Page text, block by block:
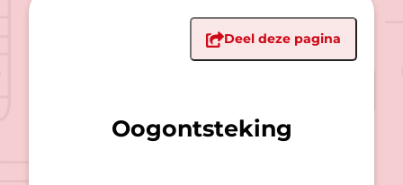
Deel deze pagina
Oogontsteking